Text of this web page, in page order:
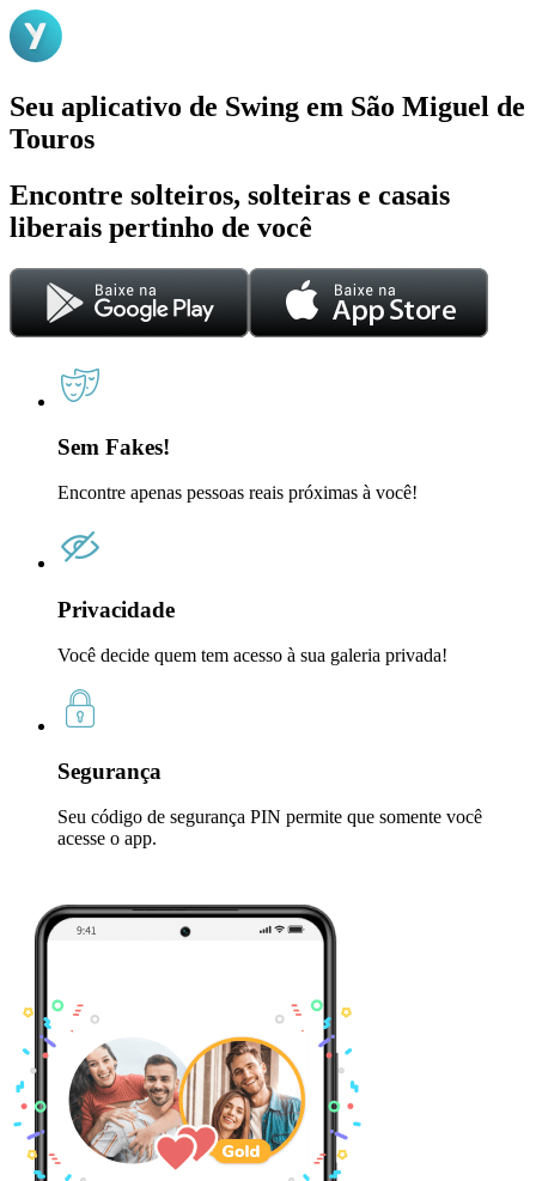
Seu aplicativo de Swing em São Miguel de
Touros
Encontre solteiros, solteiras e casais
liberais pertinho de você
Sem Fakes!
Encontre apenas pessoas reais próximas à você!
Privacidade
Você decide quem tem acesso à sua galeria privada!
Segurança
Seu código de segurança PIN permite que somente você
acesse o app.